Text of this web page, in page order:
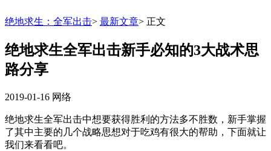
绝地求生：全军出击> 最新文章> 正文
绝地求生全军出击新手必知的3大战术思
路分享
2019-01-16 网络
绝地求生全军出击中想要获得胜利的方法多不胜数，新手掌握
了其中主要的几个战略思想对于吃鸡有很大的帮助，下面就让
我们来看看吧。